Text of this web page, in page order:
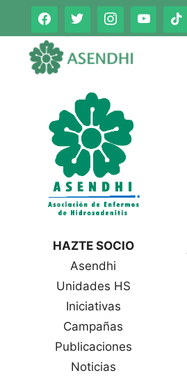
Saltar
contenido
HAZTE SOCIO
Asendhi
Unidades HS
Iniciativas
Campañas
Publicaciones
Noticias